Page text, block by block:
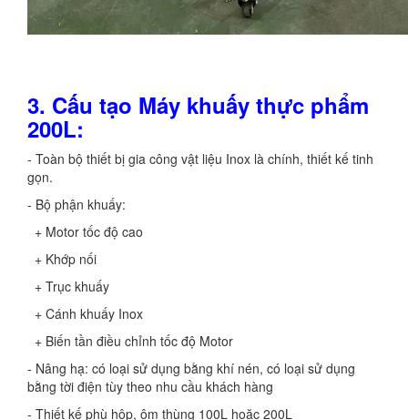
3. Cấu tạo Máy khuấy thực phẩm
200L:
- Toàn bộ thiết bị gia công vật liệu Inox là chính, thiết kế tinh
gọn.
- Bộ phận khuấy:
+ Motor tốc độ cao
+ Khớp nối
+ Trục khuấy
+ Cánh khuấy Inox
+ Biến tần điều chỉnh tốc độ Motor
- Nâng hạ: có loại sử dụng bằng khí nén, có loại sử dụng
bằng tời điện tùy theo nhu cầu khách hàng
- Thiết kế phù hộp, ôm thùng 100L hoặc 200L